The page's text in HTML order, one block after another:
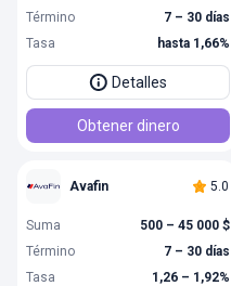
Término
7 – 30 días
Tasa
hasta 1,66%
Detalles
Obtener dinero
Avafin 5.0
Suma
500 – 45 000 $
Término
7 – 30 días
Tasa
1,26 – 1,92%